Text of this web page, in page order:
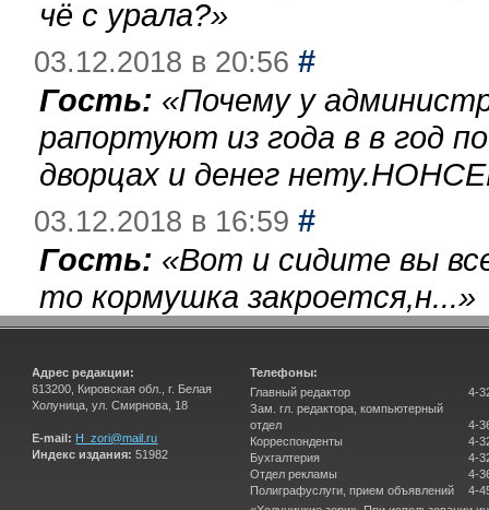
чё с урала?»
03.12.2018 в 20:56 #
Гость: «Почему у
рапортуют из года в в год
дворцах и денег
03.12.2018 в 16:59 #
Гость: «Вот и сидите вы
то кормушка закроется,н...»
Адрес редакции:
613200, Кировская обл., г. Белая
Холуница, ул. Смирнова, 18
E-mail: H_zori@mail.ru
Индекс издания: 51982
Телефоны:
Главный редактор
Зам. гл. редактора, компьютерный
отдел
Корреспонденты
Бухгалтерия
Отдел рекламы
Полиграфуслуги, прием объявлений
4-
4-
4-
4-
4-
4-